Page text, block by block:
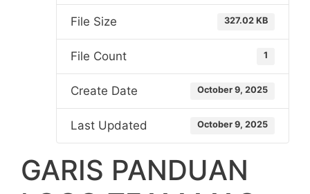
File Size 327.02 KB
File Count 1
Create Date October 9, 2025
Last Updated October 9, 2025
GARIS PANDUAN